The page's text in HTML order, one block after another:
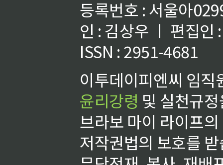
등록번호 : 서울아
인 : 김상우 ㅣ 편집인
ISSN : 2951-4681
이투데이피엔씨 임
윤리강령 및 실천규
브라보 마이 라이프
저작권법의 보호를